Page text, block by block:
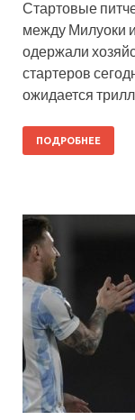
Стартовые
между Милуоки
одержали
стартеров
ожидается
ПОДРОБНЕЕ